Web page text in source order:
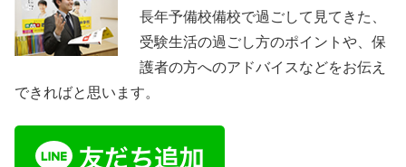
長年予備校備校で過ごして見てきた、
受験生活の過ごし方のポイントや、保
護者の方へのアドバイスなどをお伝え
できればと思います。